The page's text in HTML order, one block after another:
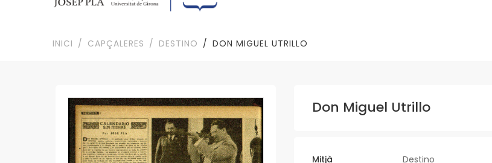
INICI CAPÇALERES DESTINO DON MIGUEL UTRILLO
Don Miguel Utrillo
Mitjà Destino